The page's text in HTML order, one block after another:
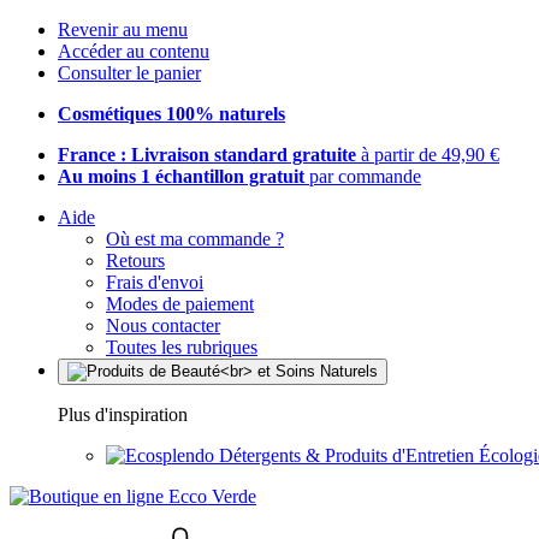
Revenir au menu
Accéder au contenu
Consulter le panier
Cosmétiques 100% naturels
France : Livraison standard gratuite à partir de 49,90 €
Au moins 1 échantillon gratuit par commande
Aide
Où est ma commande ?
Retours
Frais d'envoi
Modes de paiement
Nous contacter
Toutes les rubriques
Plus d'inspiration
Détergents & Produits d'Entretien